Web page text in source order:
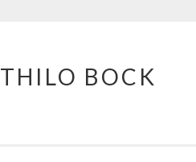
Springe
THILO BOCK